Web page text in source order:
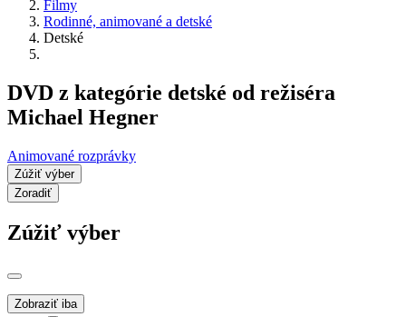
Filmy
Rodinné, animované a detské
Detské
DVD z kategórie detské od režiséra
Michael Hegner
Animované rozprávky
Zúžiť výber
Zoradiť
Zúžiť výber
Zobraziť iba